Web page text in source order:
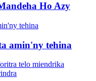
Ho Azy
amin'ny tehina